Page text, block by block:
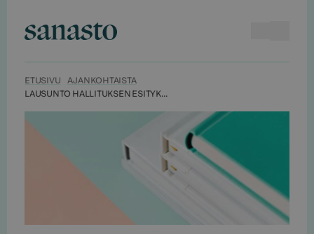
sisältöön
ETUSIVU
AJANKOHTAISTA
LAUSUNTO HALLITUKSEN ESITYKSESTÄ EDUSKUNNALLE ARVONLISÄVEROKANTOJEN MUUTTAMISTA KOSKEVAKSI LAINSÄÄDÄNNÖKSI